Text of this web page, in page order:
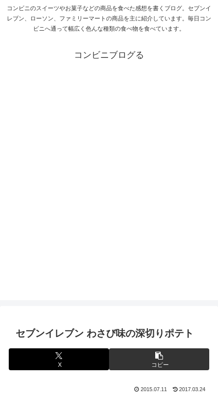
コンビニのスイーツやお菓子などの商品を食べた感想を書くブログ。セブンイ
レブン、ローソン、ファミリーマートの商品を主に紹介しています。毎日コン
ビニへ通って幅広く色んな種類の食べ物を食べています。
コンビニブログる
セブンイレブン わさび味の深切りポテト
X コピー
2015.07.11 2017.03.24